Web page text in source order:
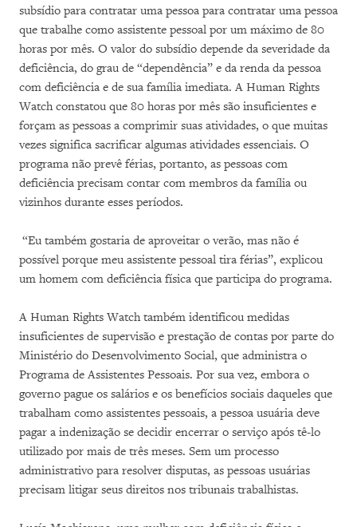
subsídio para contratar uma pessoa para contratar uma pessoa
que trabalhe como assistente pessoal por um máximo de 80
horas por mês. O valor do subsídio depende da severidade da
deficiência, do grau de “dependência” e da renda da pessoa
com deficiência e de sua família imediata. A Human Rights
Watch constatou que 80 horas por mês são insuficientes e
forçam as pessoas a comprimir suas atividades, o que muitas
vezes significa sacrificar algumas atividades essenciais. O
programa não prevê férias, portanto, as pessoas com
deficiência precisam contar com membros da família ou
vizinhos durante esses períodos.
“Eu também gostaria de aproveitar o verão, mas não é
possível porque meu assistente pessoal tira férias”, explicou
um homem com deficiência física que participa do programa.
A Human Rights Watch também identificou medidas
insuficientes de supervisão e prestação de contas por parte do
Ministério do Desenvolvimento Social, que administra o
Programa de Assistentes Pessoais. Por sua vez, embora o
governo pague os salários e os benefícios sociais daqueles que
trabalham como assistentes pessoais, a pessoa usuária deve
pagar a indenização se decidir encerrar o serviço após tê-lo
utilizado por mais de três meses. Sem um processo
administrativo para resolver disputas, as pessoas usuárias
precisam litigar seus direitos nos tribunais trabalhistas.